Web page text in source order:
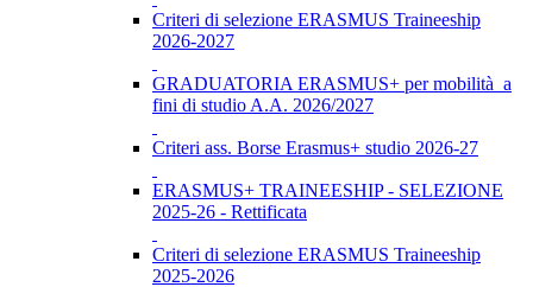
Criteri di selezione ERASMUS Traineeship
2026-2027
GRADUATORIA ERASMUS+ per mobilità a
fini di studio A.A. 2026/2027
Criteri ass. Borse Erasmus+ studio 2026-27
ERASMUS+ TRAINEESHIP - SELEZIONE
2025-26 - Rettificata
Criteri di selezione ERASMUS Traineeship
2025-2026